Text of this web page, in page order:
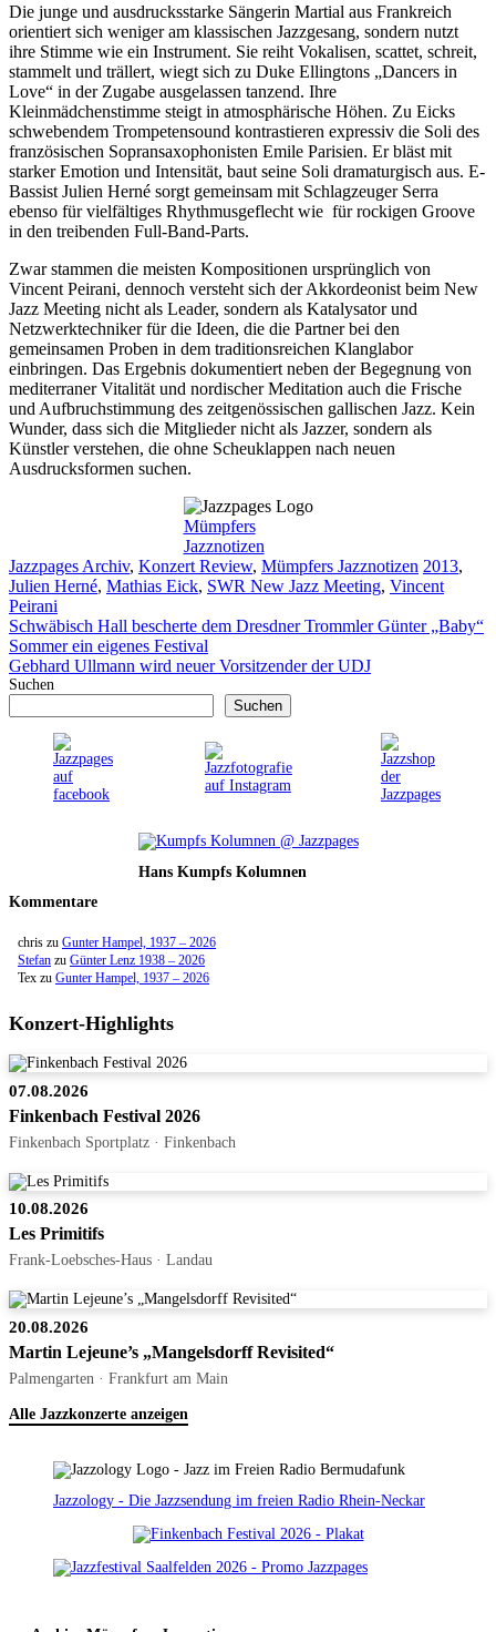
Die junge und ausdrucksstarke Sängerin Martial aus Frankreich
orientiert sich weniger am klassischen Jazzgesang, sondern nutzt
ihre Stimme wie ein Instrument. Sie reiht Vokalisen, scattet, schreit,
stammelt und trällert, wiegt sich zu Duke Ellingtons „Dancers in
Love“ in der Zugabe ausgelassen tanzend. Ihre
Kleinmädchenstimme steigt in atmosphärische Höhen. Zu Eicks
schwebendem Trompetensound kontrastieren expressiv die Soli des
französischen Sopransaxophonisten Emile Parisien. Er bläst mit
starker Emotion und Intensität, baut seine Soli dramaturgisch aus. E-
Bassist Julien Herné sorgt gemeinsam mit Schlagzeuger Serra
ebenso für vielfältiges Rhythmusgeflecht wie für rockigen Groove
in den treibenden Full-Band-Parts.
Zwar stammen die meisten Kompositionen ursprünglich von
Vincent Peirani, dennoch versteht sich der Akkordeonist beim New
Jazz Meeting nicht als Leader, sondern als Katalysator und
Netzwerktechniker für die Ideen, die die Partner bei den
gemeinsamen Proben in dem traditionsreichen Klanglabor
einbringen. Das Ergebnis dokumentiert neben der Begegnung von
mediterraner Vitalität und nordischer Meditation auch die Frische
und Aufbruchstimmung des zeitgenössischen gallischen Jazz. Kein
Wunder, dass sich die Mitglieder nicht als Jazzer, sondern als
Künstler verstehen, die ohne Scheuklappen nach neuen
Ausdrucksformen suchen.
Mümpfers
Jazznotizen
Kategorien
Jazzpages Archiv, Konzert Review, Mümpfers Jazznotizen 2013,
Julien Herné, Mathias Eick, SWR New Jazz Meeting, Vincent
Peirani
Schwäbisch Hall bescherte dem Dresdner Trommler Günter „Baby“
Sommer ein eigenes Festival
Gebhard Ullmann wird neuer Vorsitzender der UDJ
Suchen
Suchen
Hans Kumpfs Kolumnen
Kommentare
chris zu Gunter Hampel, 1937 – 2026
Stefan zu Günter Lenz 1938 – 2026
Tex zu Gunter Hampel, 1937 – 2026
Konzert-Highlights
07.08.2026
Finkenbach Festival 2026
Finkenbach Sportplatz · Finkenbach
10.08.2026
Les Primitifs
Frank-Loebsches-Haus · Landau
20.08.2026
Martin Lejeune’s „Mangelsdorff Revisited“
Palmengarten · Frankfurt am Main
Alle Jazzkonzerte anzeigen
Jazzology - Die Jazzsendung im freien Radio Rhein-Neckar